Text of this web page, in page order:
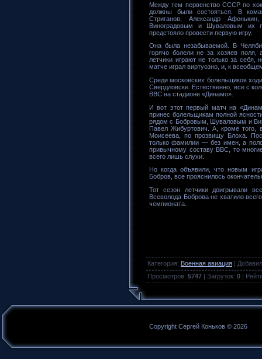
Между тем первенство СССР по
должны были состояться. В
Стриганов, Александр
Виноградовым и Шуваловым их
предстояло провести первую игру.
Она была незабываемой. В
горячо болели не за хозяев
летчики играют не только за
матче играл виртуозно, и, к
Среди московских болельщиков
Свердловске. Естественно, все с
ВВС на стадионе «Динамо».
И вот этот первый матч на
принес болельщикам полной
рядом с Бобровым, Шуваловым и
Павел Жибуртович. А, кроме того,
Моисеева, по прозвищу Блоха.
только фамилии — без имен, а
привычному составу ВВС, то
всего лишь слухи.
Но когда объявили, что новым
Бобров, все прояснилось
Тот сезон летчики доигрывали
Всеволода Боброва не хватило
чемпионата.
Категория: Военная авиация | Добавил
Просмотров: 5747 | Загрузок: 0 |
Copyright Сергей Коньков © 2026